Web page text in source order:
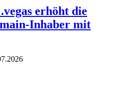
erhöht die
Inhaber mit